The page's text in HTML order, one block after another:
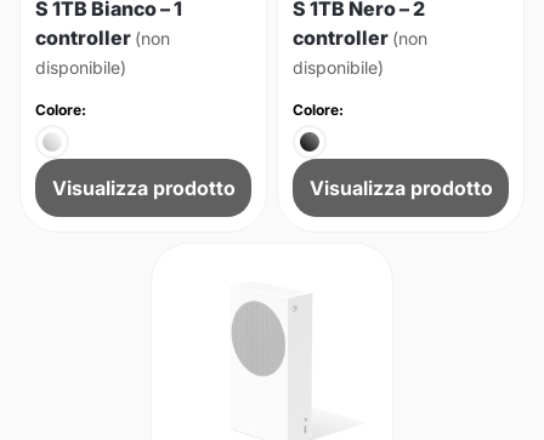
S 1TB Bianco – 1
controller (non
disponibile)
Colore:
Visualizza prodotto
S 1TB Nero – 2
controller (non
disponibile)
Colore:
Visualizza prodotto